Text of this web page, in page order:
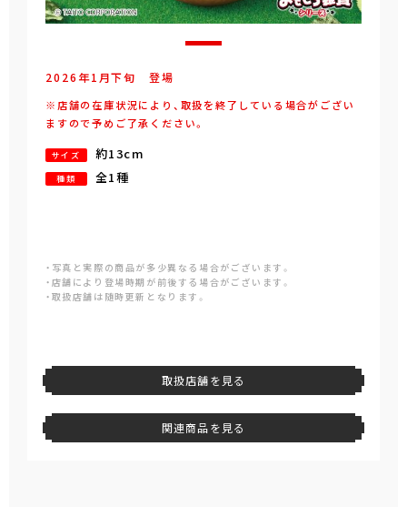
2026年1 月下旬 登場
※店舗の在庫状況により、取扱を終了している場合がござい
ますので予めご了承ください。
サイズ 約13cm
種類 全1種
・写真と実際の商品が多少異なる場合がございます。
・店舗により登場時期が前後する場合がございます。
・取扱店舗は随時更新となります。
取扱店舗を見る
関連商品を見る